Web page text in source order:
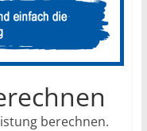
berechnen.